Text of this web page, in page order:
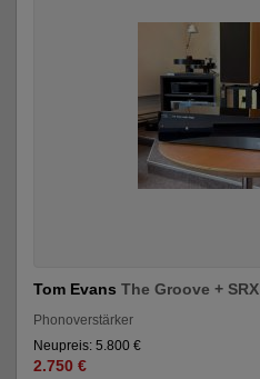
Tom Evans The Groove + SRX
Phonoverstärker
Neupreis: 5.800 €
2.750 €